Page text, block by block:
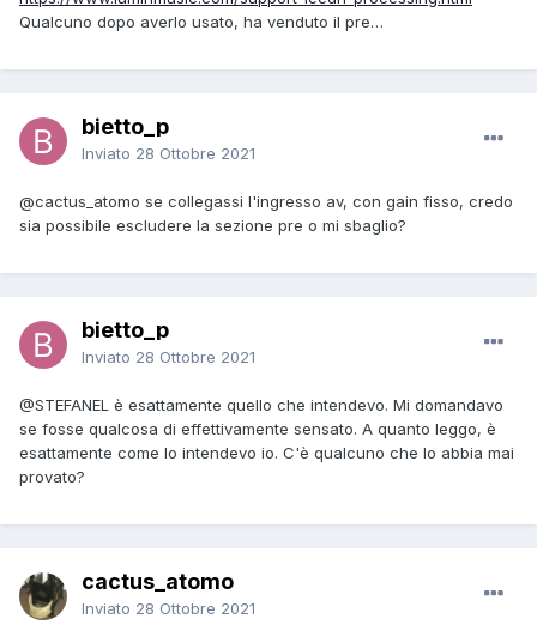
Qualcuno dopo averlo usato, ha venduto il pre…
bietto_p
Inviato 28 Ottobre 2021
@cactus_atomo se collegassi l'ingresso av, con gain fisso, credo
sia possibile escludere la sezione pre o mi sbaglio?
bietto_p
Inviato 28 Ottobre 2021
@STEFANEL è esattamente quello che intendevo. Mi domandavo
se fosse qualcosa di effettivamente sensato. A quanto leggo, è
esattamente come lo intendevo io. C'è qualcuno che lo abbia mai
provato?
cactus_atomo
Inviato 28 Ottobre 2021